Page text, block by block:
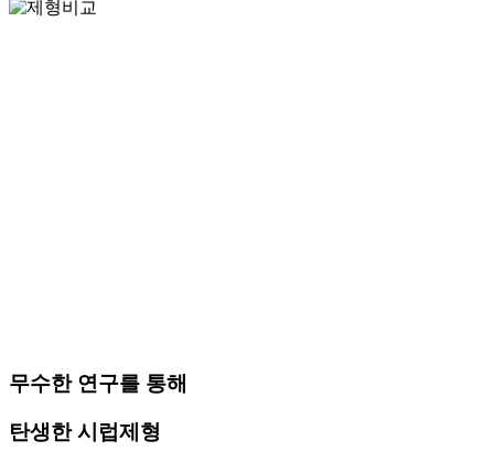
무수한 연구를 통해
탄생한 시럽제형